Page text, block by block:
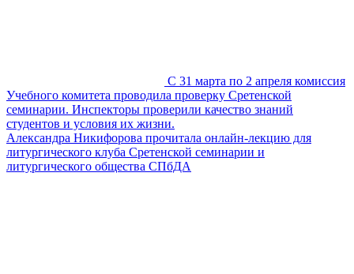
С 31 марта по 2 апреля комиссия
Учебного комитета проводила проверку Сретенской
семинарии. Инспекторы проверили качество знаний
студентов и условия их жизни.
Александра Никифорова прочитала онлайн-лекцию для
литургического клуба Сретенской семинарии и
литургического общества СПбДА